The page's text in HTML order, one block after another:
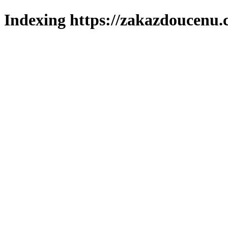
Indexing https://